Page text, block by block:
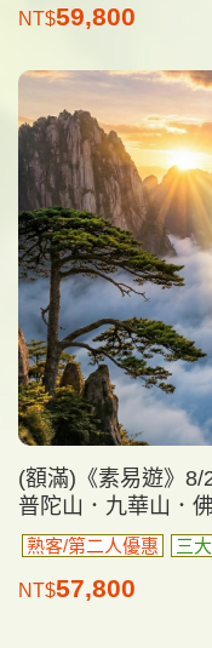
NT$59,800
(額滿)《素易遊》8/
普陀山．九華山．
熟客/第二人優惠 三
NT$57,800